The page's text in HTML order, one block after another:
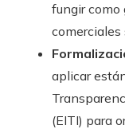
fungir como
comerciales
aplicar
(EITI) para